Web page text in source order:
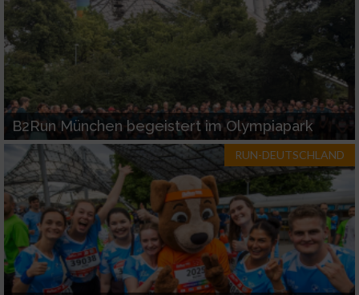
B2Run München begeistert im Olympiapark
RUN-DEUTSCHLAND